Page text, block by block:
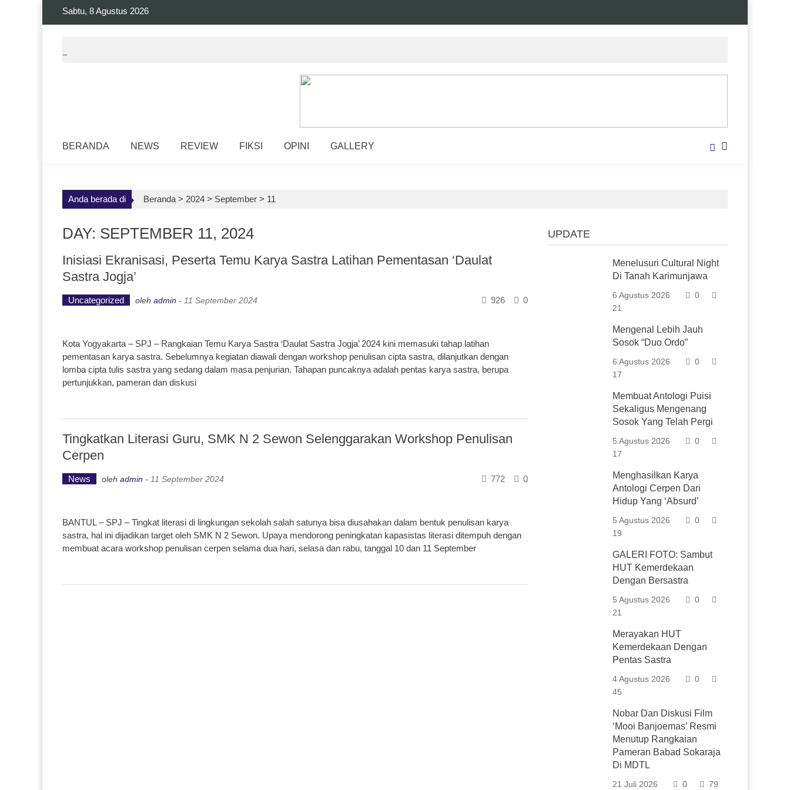
Sabtu, 8 Agustus 2026
BERANDA NEWS REVIEW FIKSI OPINI GALLERY
Anda berada di Beranda > 2024 > September > 11
DAY: SEPTEMBER 11, 2024
Inisiasi Ekranisasi, Peserta Temu Karya Sastra Latihan Pementasan ‘Daulat
Sastra Jogja’
Uncategorized oleh admin - 11 September 2024 0
926
Kota Yogyakarta – SPJ – Rangkaian Temu Karya Sastra ‘Daulat Sastra Jogja’ 2024 kini memasuki tahap latihan
pementasan karya sastra. Sebelumnya kegiatan diawali dengan workshop penulisan cipta sastra, dilanjutkan dengan
lomba cipta tulis sastra yang sedang dalam masa penjurian. Tahapan puncaknya adalah pentas karya sastra, berupa
pertunjukkan, pameran dan diskusi
Tingkatkan Literasi Guru, SMK N 2 Sewon Selenggarakan Workshop Penulisan
Cerpen
News oleh admin - 11 September 2024 0
772
BANTUL – SPJ – Tingkat literasi di lingkungan sekolah salah satunya bisa diusahakan dalam bentuk penulisan karya
sastra, hal ini dijadikan target oleh SMK N 2 Sewon. Upaya mendorong peningkatan kapasistas literasi ditempuh dengan
membuat acara workshop penulisan cerpen selama dua hari, selasa dan rabu, tanggal 10 dan 11 September
UPDATE
Menelusuri Cultural Night
Di Tanah Karimunjawa
6 Agustus 2026
0
21
Mengenal Lebih Jauh
Sosok “Duo Ordo”
6 Agustus 2026
0
17
Membuat Antologi Puisi
Sekaligus Mengenang
Sosok Yang Telah Pergi
5 Agustus 2026
0
17
Menghasilkan Karya
Antologi Cerpen Dari
Hidup Yang ‘Absurd’
5 Agustus 2026
0
19
GALERI FOTO: Sambut
HUT Kemerdekaan
Dengan Bersastra
5 Agustus 2026
0
21
Merayakan HUT
Kemerdekaan Dengan
Pentas Sastra
4 Agustus 2026
0
45
Nobar Dan Diskusi Film
‘Mooi Banjoemas’ Resmi
Menutup Rangkaian
Pameran Babad Sokaraja
Di MDTL
21 Juli 2026 0 79